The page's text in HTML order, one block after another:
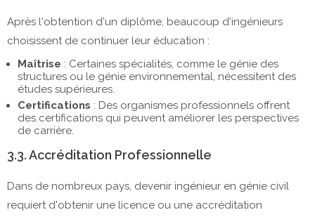
Après l'obtention d'un diplôme, beaucoup d'ingénieurs
choisissent de continuer leur éducation :
Maîtrise : Certaines spécialités, comme le génie des
structures ou le génie environnemental, nécessitent des
études supérieures.
Certifications : Des organismes professionnels offrent
des certifications qui peuvent améliorer les perspectives
de carrière.
3.3. Accréditation Professionnelle
Dans de nombreux pays, devenir ingénieur en génie civil
requiert d'obtenir une licence ou une accréditation